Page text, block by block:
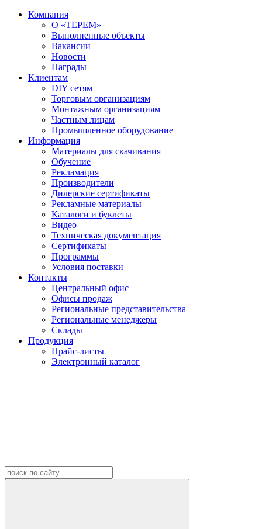
Компания
О «ТЕРЕМ»
Выполненные объекты
Вакансии
Новости
Награды
Клиентам
DIY сетям
Торговым организациям
Монтажным организациям
Частным лицам
Промышленное оборудование
Информация
Материалы для скачивания
Обучение
Рекламация
Производители
Дилерские сертификаты
Рекламные материалы
Каталоги и буклеты
Видео
Техническая документация
Сертификаты
Программы
Условия поставки
Контакты
Центральный офис
Офисы продаж
Региональные представительства
Региональные менеджеры
Склады
Продукция
Прайс-листы
Электронный каталог